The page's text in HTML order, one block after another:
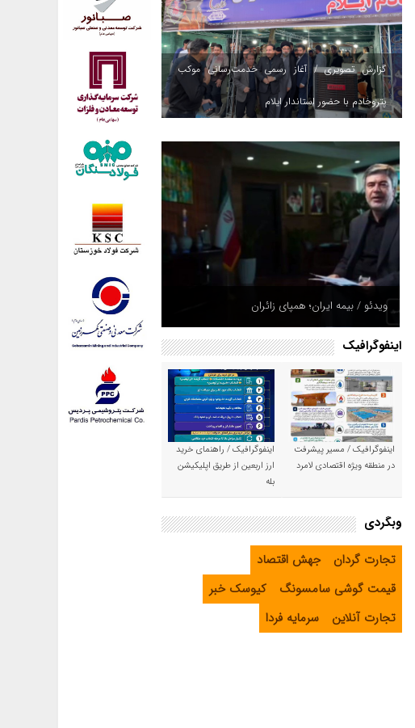
گزارش تصویری / آغاز رسمی خدمت‌رسانی موکب
پتروخادم با حضور استاندار ایلام
ویدئو / بیمه ایران؛ همپای زائران
اینفوگرافیک
اینفوگرافیک / مسیر پیشرفت
در منطقه ویژه اقتصادی لامرد
اینفوگرافیک / راهنمای خرید
ارز اربعین از طریق اپلیکیشن
بله
وبگردی
تجارت گردان
جهش اقتصاد
قیمت گوشی سامسونگ
کیوسک خبر
تجارت آنلاین
سرمایه فردا